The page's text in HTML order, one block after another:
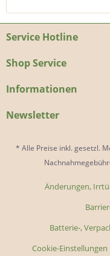
Service Hotline
Shop Service
Informationen
Newsletter
* Alle Preise inkl. gesetzl.
Änderungen,
Batterie-,
Cookie-Einstellungen